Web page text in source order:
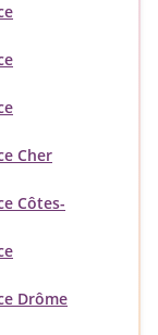
Cher
Côtes-
Drôme